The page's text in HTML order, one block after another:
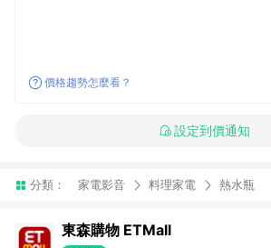
價格趨勢怎麼看？
設定到價通知
分類： 家電影音 料理家電 熱水瓶
東森購物 ETMall